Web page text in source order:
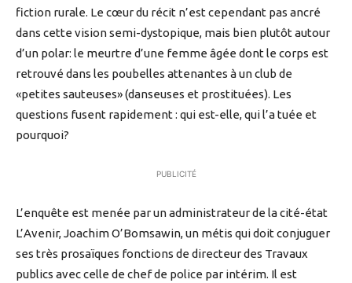
fiction rurale. Le cœur du récit n’est cependant pas ancré
dans cette vision semi-dystopique, mais bien plutôt autour
d’un polar: le meurtre d’une femme âgée dont le corps est
retrouvé dans les poubelles attenantes à un club de
«petites sauteuses» (danseuses et prostituées). Les
questions fusent rapidement : qui est-elle, qui l’a tuée et
pourquoi?
PUBLICITÉ
L’enquête est menée par un administrateur de la cité-état
L’Avenir, Joachim O’Bomsawin, un métis qui doit conjuguer
ses très prosaïques fonctions de directeur des Travaux
publics avec celle de chef de police par intérim. Il est